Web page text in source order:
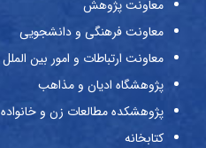
معاونت پژوهش
معاونت فرهنگی و دانشجویی
معاونت ارتباطات و امور بین الملل
پژوهشگاه ادیان و مذاهب
پژوهشکده مطالعات زن و خانواده
کتابخانه